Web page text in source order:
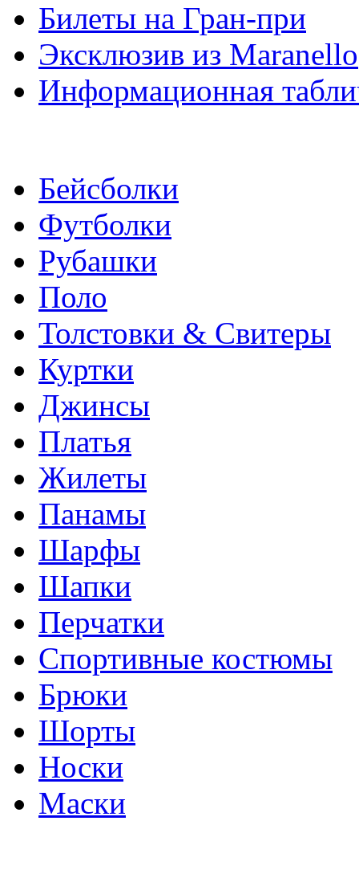
Билеты на Гран-при
Эксклюзив из Maranello
Информационная
Бейсболки
Футболки
Рубашки
Поло
Толстовки & Свитеры
Куртки
Джинсы
Платья
Жилеты
Панамы
Шарфы
Шапки
Перчатки
Спортивные костюмы
Брюки
Шорты
Носки
Маски